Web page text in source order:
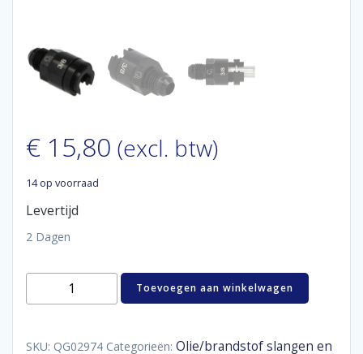
€ 15,80 (excl. btw)
14 op voorraad
Levertijd
2 Dagen
Fuel
mm
Toevoegen aan winkelwagen
SKU: QG02974 Categorieën: Olie/brandstof slangen en